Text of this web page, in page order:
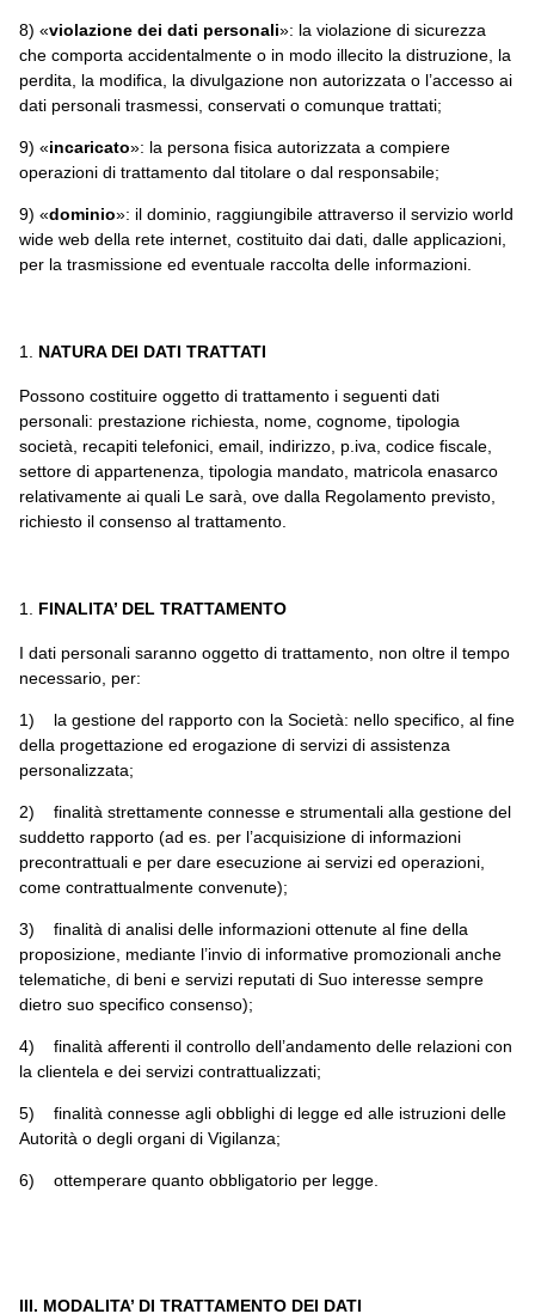
8) «violazione dei dati personali»: la violazione di sicurezza
che comporta accidentalmente o in modo illecito la distruzione, la
perdita, la modifica, la divulgazione non autorizzata o l’accesso ai
dati personali trasmessi, conservati o comunque trattati;
9) «incaricato»: la persona fisica autorizzata a compiere
operazioni di trattamento dal titolare o dal responsabile;
9) «dominio»: il dominio, raggiungibile attraverso il servizio world
wide web della rete internet, costituito dai dati, dalle applicazioni,
per la trasmissione ed eventuale raccolta delle informazioni.
NATURA DEI DATI TRATTATI
Possono costituire oggetto di trattamento i seguenti dati
personali: prestazione richiesta, nome, cognome, tipologia
società, recapiti telefonici, email, indirizzo, p.iva, codice fiscale,
settore di appartenenza, tipologia mandato, matricola enasarco
relativamente ai quali Le sarà, ove dalla Regolamento previsto,
richiesto il consenso al trattamento.
FINALITA’ DEL TRATTAMENTO
I dati personali saranno oggetto di trattamento, non oltre il tempo
necessario, per:
1) la gestione del rapporto con la Società: nello specifico, al fine
della progettazione ed erogazione di servizi di assistenza
personalizzata;
2) finalità strettamente connesse e strumentali alla gestione del
suddetto rapporto (ad es. per l’acquisizione di informazioni
precontrattuali e per dare esecuzione ai servizi ed operazioni,
come contrattualmente convenute);
3) finalità di analisi delle informazioni ottenute al fine della
proposizione, mediante l’invio di informative promozionali anche
telematiche, di beni e servizi reputati di Suo interesse sempre
dietro suo specifico consenso);
4) finalità afferenti il controllo dell’andamento delle relazioni con
la clientela e dei servizi contrattualizzati;
5) finalità connesse agli obblighi di legge ed alle istruzioni delle
Autorità o degli organi di Vigilanza;
6) ottemperare quanto obbligatorio per legge.
III. MODALITA’ DI TRATTAMENTO DEI DATI